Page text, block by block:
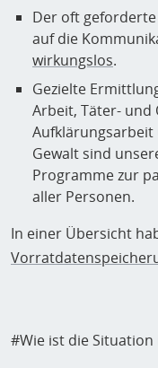
Der oft
auf die
wirkungslos.
Gezielte
Arbeit, Täter- und
Aufklärungsarbeit
Gewalt sind
Programme zur
aller Personen.
In einer Übersicht
#Wie ist die